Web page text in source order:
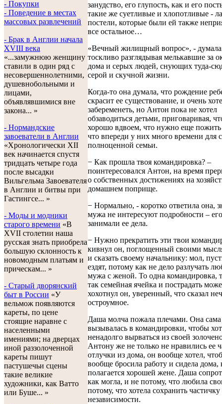
- Покупки
- Поведение в местах
массовых развлечений
- Брак в Англии начала
XVIII века
«...замужнюю женщину
ставили в один ряд с
несовершеннолетними,
душевнобольными и
лицами,
объявлявшимися вне
закона... »
- Нормандские
завоеватели в Англии
«Хронологически XII
век начинается спустя
тридцать четыре года
после высадки
Вильгельма Завоевателя
в Англии и битвы при
Гастингсе... »
- Моды и модники
старого времени «В
XVII столетии наша
русская знать приобрела
большую склонность к
новомодным платьям и
прическам... »
- Старый дворянский
быт в России «У
вельмож появляются
кареты, по цене
стоящие наравне с
населенными
имениями; на дверцах
иной раззолоченной
кареты пишут
пастушечьи сцены
такие великие
художники, как Ватто
или Буше... »
занудство, его глупость, как и его
такие же суетливые и хлопотливые -
постели, которые были ей также
все остальное…
«Вечный жилищный вопрос», - думала
тоскливо разглядывая мелькавшие за
дома и серых людей, снующих туда-
серой и скучной жизни.
Когда-то она думала, что рождение
скрасит ее существование, и очень
забеременеть, но Антон пока не хотел
обзаводиться детьми, приговаривая,
хорошо вдвоем, что нужно еще пожить
что впереди у них много времени для
полноценной семьи.
− Как прошла твоя командировка? –
поинтересовался Антон, на время
о собственных достижениях на
домашнем поприще.
− Нормально, - коротко ответила она,
мужа не интересуют подробности –
занимали ее дела.
− Нужно прекратить эти твои
кивнул он, поглощенный своими
и сказать своему начальнику: мол,
ездят, потому как не дело разлучать
мужа с женой. То одна командировка,
так семейная ячейка и пострадать
хохотнул он, уверенный, что сказал
остроумное.
Даша молча пожала плечами. Она сама
вызывалась в командировки, чтобы
ненадолго вырваться из своей
Антону же не только не нравились ее
отлучки из дома, он вообще хотел,
вообще бросила работу и сидела дома,
полагается хорошей жене. Даша
как могла, и не потому, что любила
потому, что хотела сохранить частичку
независимости.